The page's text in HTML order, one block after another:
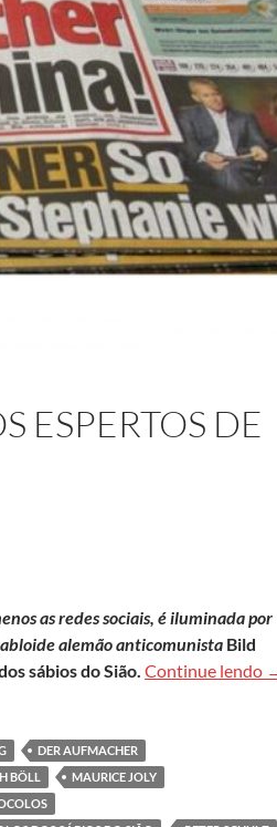
ESPERTOS DE
as redes sociais, é iluminada por
alemão anticomunista Bild
sábios do Sião. Continue lendo
DER AUFMACHER
BÖLL
MAURICE JOLY